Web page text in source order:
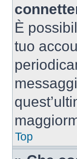
È
tuo
Top